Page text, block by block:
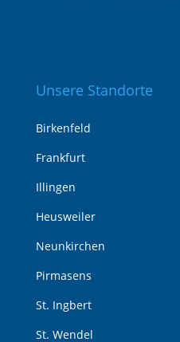
Unsere Standorte
Birkenfeld
Frankfurt
Illingen
Heusweiler
Neunkirchen
Pirmasens
St. Ingbert
St. Wendel